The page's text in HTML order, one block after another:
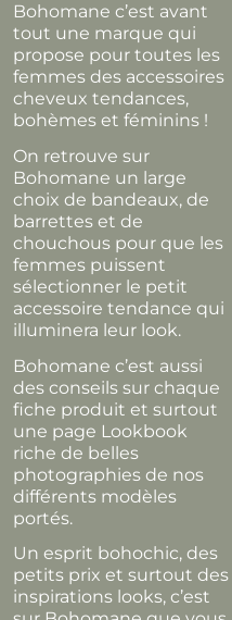
Bohomane c’est avant
tout une marque qui
propose pour toutes les
femmes des accessoires
cheveux tendances,
bohèmes et féminins !
On retrouve sur
Bohomane un large
choix de bandeaux, de
barrettes et de
chouchous pour que les
femmes puissent
sélectionner le petit
accessoire tendance qui
illuminera leur look.
Bohomane c’est aussi
des conseils sur chaque
fiche produit et surtout
une page Lookbook
riche de belles
photographies de nos
différents modèles
portés.
Un esprit bohochic, des
petits prix et surtout des
inspirations looks, c’est